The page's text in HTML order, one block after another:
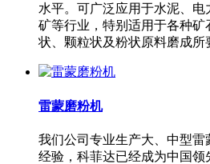
水平。可广泛应用于水泥、
矿等行业，特别适用于各种
状、颗粒状及粉状原料磨成所
雷蒙磨粉机
我们公司专业生产大、中型雷
经验，科菲达已经成为中国